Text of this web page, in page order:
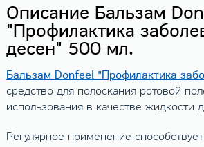
Описание Бальзам
"Профилактика
десен" 500 мл.
Бальзам Donfeel "Профилактика
средство для полоскания ротовой
использования в качестве жидкости
Регулярное применение